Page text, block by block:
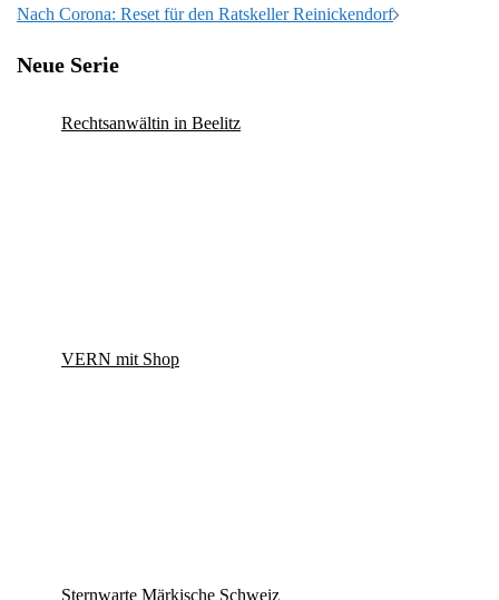
Nach Corona: Reset für den Ratskeller Reinickendorf
Neue Serie
Rechtsanwältin in Beelitz
VERN mit Shop
Sternwarte Märkische Schweiz